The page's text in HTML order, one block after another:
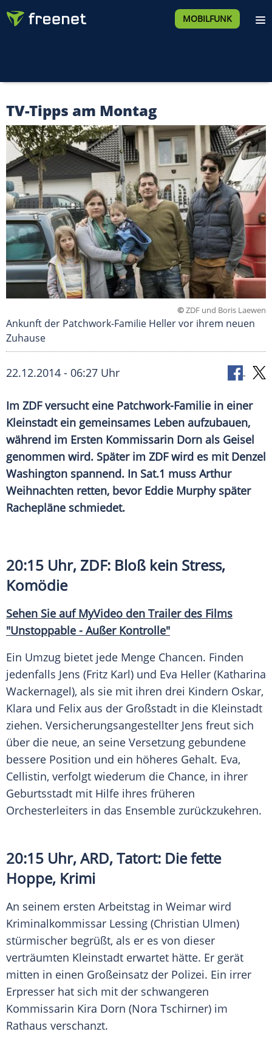
MOBILFUNK
TV-Tipps am Montag
©ZDF und Boris Laewen
Ankunft der Patchwork-Familie Heller vor ihrem neuen
Zuhause
22.12.2014 - 06:27 Uhr
Im ZDF versucht eine Patchwork-Familie in einer
Kleinstadt ein gemeinsames Leben aufzubauen,
während im Ersten Kommissarin Dorn als Geisel
genommen wird. Später im ZDF wird es mit Denzel
Washington spannend. In Sat.1 muss Arthur
Weihnachten retten, bevor Eddie Murphy später
Rachepläne schmiedet.
20:15 Uhr, ZDF: Bloß kein Stress,
Komödie
Sehen Sie auf MyVideo den Trailer des Films
"Unstoppable - Außer Kontrolle"
Ein Umzug bietet jede Menge Chancen. Finden
jedenfalls Jens (Fritz Karl) und Eva Heller (Katharina
Wackernagel), als sie mit ihren drei Kindern Oskar,
Klara und Felix aus der Großstadt in die Kleinstadt
ziehen. Versicherungsangestellter Jens freut sich
über die neue, an seine Versetzung gebundene
bessere Position und ein höheres Gehalt. Eva,
Cellistin, verfolgt wiederum die Chance, in ihrer
Geburtsstadt mit Hilfe ihres früheren
Orchesterleiters in das Ensemble zurückzukehren.
20:15 Uhr,ARD,Tatort: Die fette
Hoppe, Krimi
An seinem ersten Arbeitstag in Weimar wird
Kriminalkommissar Lessing (Christian Ulmen)
stürmischer begrüßt, als er es von dieser
verträumten Kleinstadt erwartet hätte. Er gerät
mitten in einen Großeinsatz der Polizei. Ein irrer
Erpresser hat sich mit der schwangeren
Kommissarin Kira Dorn (Nora Tschirner) im
Rathaus verschanzt.